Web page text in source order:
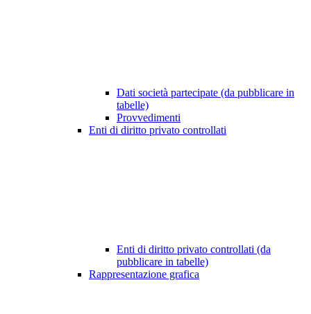
Dati società partecipate (da pubblicare in
tabelle)
Provvedimenti
Enti di diritto privato controllati
Enti di diritto privato controllati (da
pubblicare in tabelle)
Rappresentazione grafica